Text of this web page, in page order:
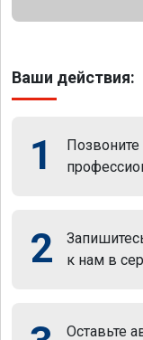
Ваши действия:
1
2
к нам в
Оставьте